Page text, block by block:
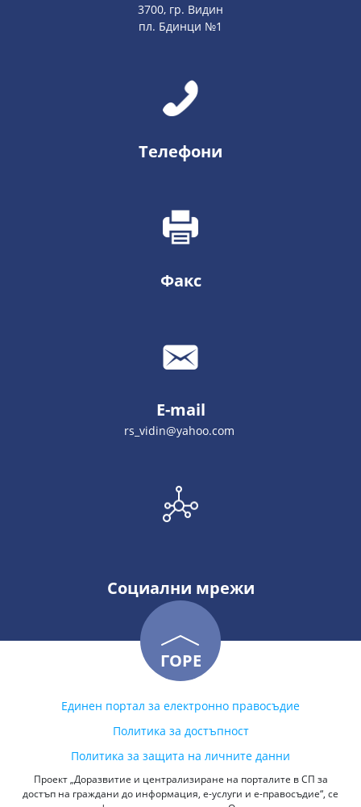
3700, гр. Видин
пл. Бдинци №1
Телефони
Факс
E-mail
rs_vidin@yahoo.com
Социални мрежи
ГОРЕ
Единен портал за електронно правосъдие
Политика за достъпност
Политика за защита на личните данни
Проект „Доразвитие и централизиране на порталите в СП за
достъп на граждани до информация, е-услуги и е-правосъдие“, се